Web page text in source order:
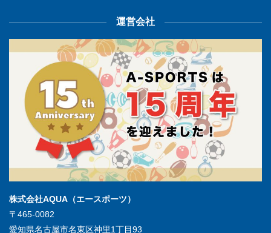
運営会社
株式会社AQUA（エースポーツ）
〒465-0082
愛知県名古屋市名東区神里1丁目93